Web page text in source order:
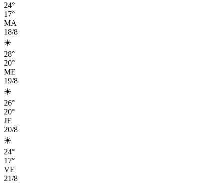
24°
17°
MA
18/8
☀️
28°
20°
ME
19/8
☀️
26°
20°
JE
20/8
☀️
24°
17°
VE
21/8